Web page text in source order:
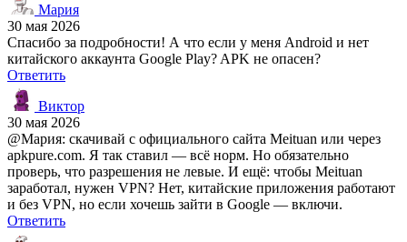
Мария
30 мая 2026
Спасибо за подробности! А что если у меня Android и нет
китайского аккаунта Google Play? APK не опасен?
Ответить
Виктор
30 мая 2026
@Мария: скачивай с официального сайта Meituan или через
apkpure.com. Я так ставил — всё норм. Но обязательно
проверь, что разрешения не левые. И ещё: чтобы Meituan
заработал, нужен VPN? Нет, китайские приложения работают
и без VPN, но если хочешь зайти в Google — включи.
Ответить